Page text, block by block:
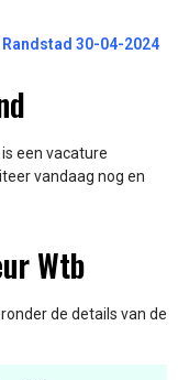
Randstad 30-04-2024
een vacature
vandaag nog en
Wtb
de details van de